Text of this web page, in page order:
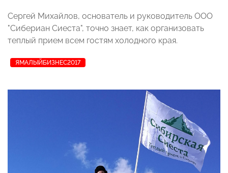
Сергей Михайлов, основатель и руководитель ООО
"Сибериан Сиеста", точно знает, как организовать
теплый прием всем гостям холодного края.
ЯМАЛЫЙБИЗНЕС2017